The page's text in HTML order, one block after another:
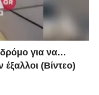
για να…
έξαλλοι (Βίντεο)